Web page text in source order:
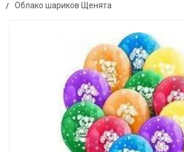
Облако шариков Щенята